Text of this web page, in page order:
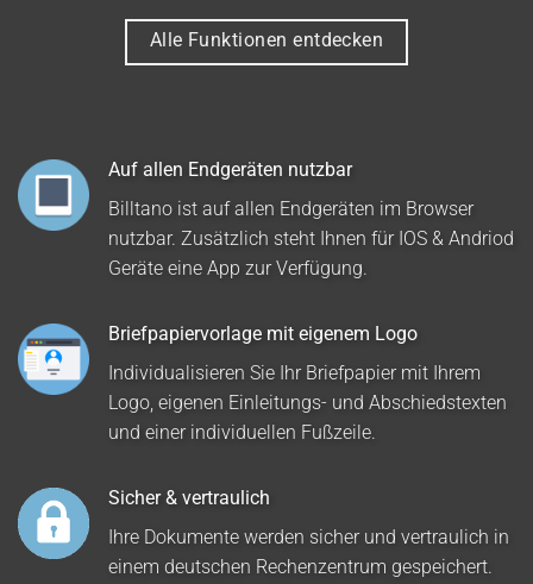
Alle Funktionen entdecken
Auf allen Endgeräten nutzbar
Billtano ist auf allen Endgeräten im Browser
nutzbar. Zusätzlich steht Ihnen für IOS & Andriod
Geräte eine App zur Verfügung.
Briefpapiervorlage mit eigenem Logo
Individualisieren Sie Ihr Briefpapier mit Ihrem
Logo, eigenen Einleitungs- und Abschiedstexten
und einer individuellen Fußzeile.
Sicher & vertraulich
Ihre Dokumente werden sicher und vertraulich in
einem deutschen Rechenzentrum gespeichert.